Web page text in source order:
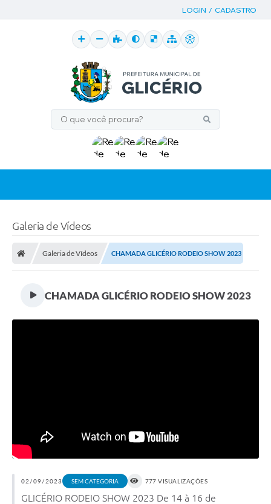
LOGIN / CADASTRO
Galeria de Vídeos
Galeria de Vídeos CHAMADA GLICÉRIO RODEIO SHOW 2023
CHAMADA GLICÉRIO RODEIO SHOW 2023
02/09/2023 SEM CATEGORIA 777 VISUALIZAÇÕES
GLICÉRIO RODEIO SHOW 2023 De 14 à 16 de